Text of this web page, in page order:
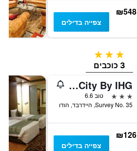
₪548
צפייה בדילים
3 כוכבים
3 כוכבים
Holiday Inn Express Hyderabad Hitec City By IHG
3 כוכבים
טוב 6.6
Survey No. 35, היידרבד, הודו
₪126
צפייה בדילים